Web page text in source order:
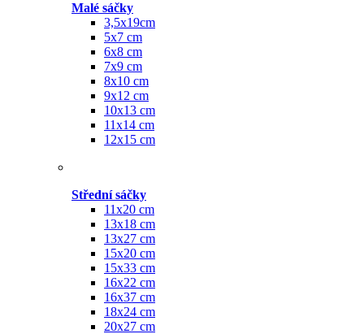
Malé sáčky
3,5x19cm
5x7 cm
6x8 cm
7x9 cm
8x10 cm
9x12 cm
10x13 cm
11x14 cm
12x15 cm
Střední sáčky
11x20 cm
13x18 cm
13x27 cm
15x20 cm
15x33 cm
16x22 cm
16x37 cm
18x24 cm
20x27 cm